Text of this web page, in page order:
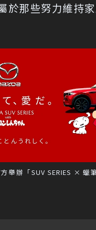
於那些努力維持
舉辦「SUV SERIES × 蠟